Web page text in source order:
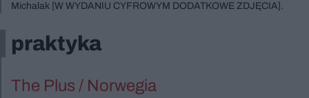
Michalak [W WYDANIU CYFROWYM DODATKOWE ZDJĘCIA].
praktyka
The Plus / Norwegia